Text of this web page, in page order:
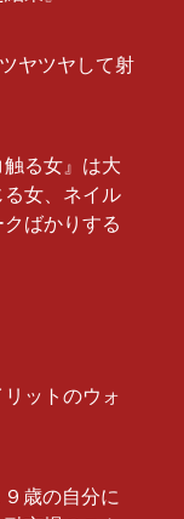
ヤツヤして射
る女』は大
女、ネイル
ばかりする
リットのウォ
歳の自分に